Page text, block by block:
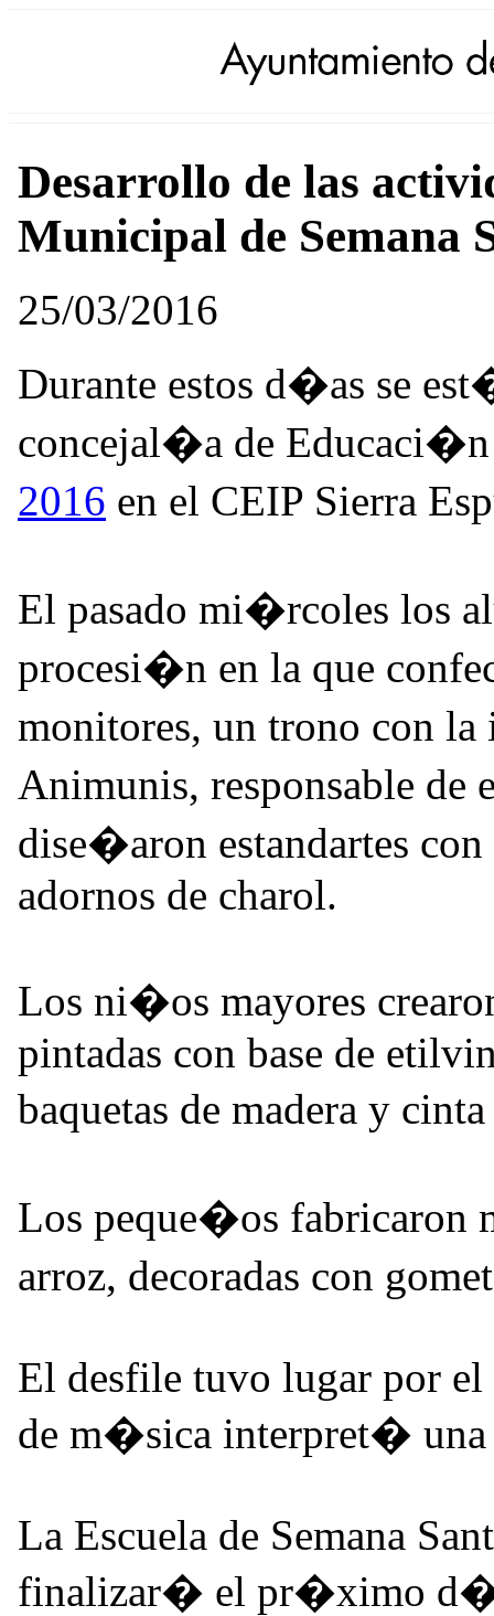
Desarrollo de las
Municipal de Semana
25/03/2016
Durante estos d�as se
concejal�a de
2016 en el CEIP Sierra
El pasado mi�rcoles los
procesi�n en la que
monitores, un trono con
Animunis, responsable de
dise�aron estandartes
adornos de charol.
Los ni�os mayores
pintadas con base de
baquetas de madera y
Los peque�os fabricaron
arroz, decoradas con
El desfile tuvo lugar por
de m�sica interpret�
La Escuela de Semana
finalizar� el pr�ximo